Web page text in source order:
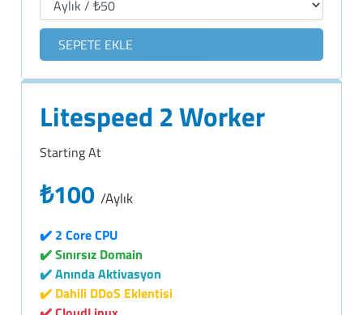
SEPETE EKLE
Litespeed 2 Worker
Starting At
₺100/Aylık
✔️ 2 Core CPU
✔️ Sınırsız Domain
✔️ Anında Aktivasyon
✔️ Dahili DDoS Eklentisi